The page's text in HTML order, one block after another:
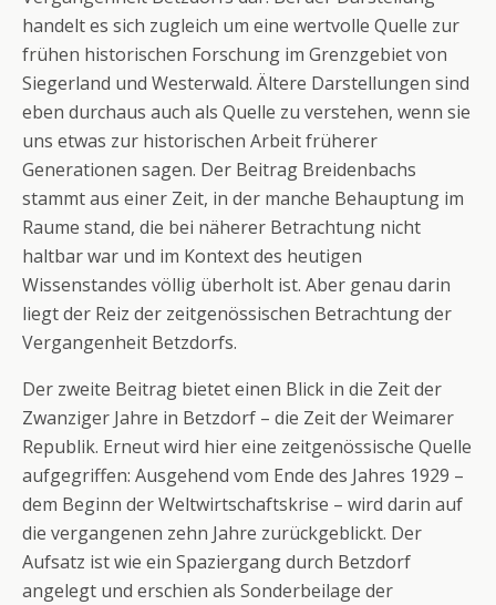
handelt es sich zugleich um eine wertvolle Quelle zur
frühen historischen Forschung im Grenzgebiet von
Siegerland und Westerwald. Ältere Darstellungen sind
eben durchaus auch als Quelle zu verstehen, wenn sie
uns etwas zur historischen Arbeit früherer
Generationen sagen. Der Beitrag Breidenbachs
stammt aus einer Zeit, in der manche Behauptung im
Raume stand, die bei näherer Betrachtung nicht
haltbar war und im Kontext des heutigen
Wissenstandes völlig überholt ist. Aber genau darin
liegt der Reiz der zeitgenössischen Betrachtung der
Vergangenheit Betzdorfs.
Der zweite Beitrag bietet einen Blick in die Zeit der
Zwanziger Jahre in Betzdorf – die Zeit der Weimarer
Republik. Erneut wird hier eine zeitgenössische Quelle
aufgegriffen: Ausgehend vom Ende des Jahres 1929 –
dem Beginn der Weltwirtschaftskrise – wird darin auf
die vergangenen zehn Jahre zurückgeblickt. Der
Aufsatz ist wie ein Spaziergang durch Betzdorf
angelegt und erschien als Sonderbeilage der